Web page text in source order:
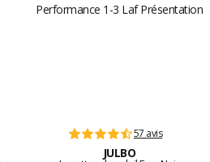
57 avis
JULBO